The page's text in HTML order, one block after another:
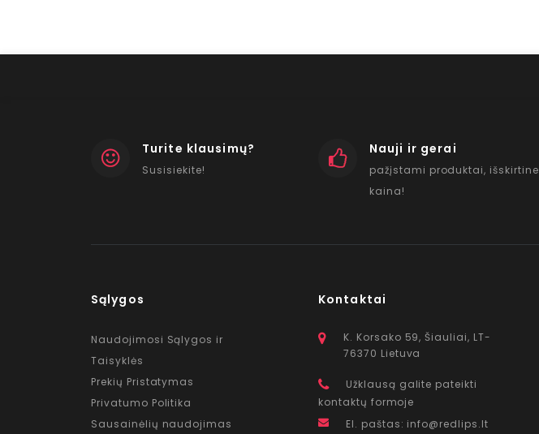
Turite klausimų?
Susisiekite!
Nauji ir gerai
pažįstami produktai, išskirtine
kaina!
Sąlygos
Naudojimosi Sąlygos ir
Taisyklės
Prekių Pristatymas
Privatumo Politika
Sausainėlių naudojimas
Kontaktai
K. Korsako 59, Šiauliai, LT-
76370 Lietuva
Užklausą galite pateikti
kontaktų formoje
El. paštas: info@redlips.lt